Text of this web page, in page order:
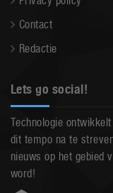
Contact
Redactie
Lets go social!
Technologie
dit tempo na te
nieuws op het gebied
word!